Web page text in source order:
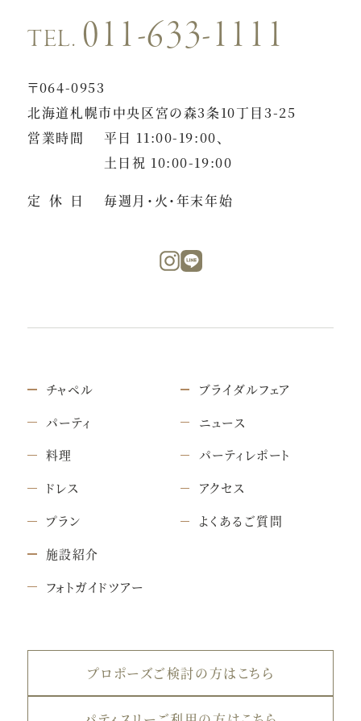
TEL. 011-633-1111
〒064-0953
北海道札幌市中央区宮の森3条10丁目3-25
営業時間
平日 11:00-19:00、
土日祝 10:00-19:00
定休日 毎週月・火・年末年始
チャペル
パーティ
料理
ドレス
プラン
施設紹介
フォトガイドツアー
ブライダルフェア
ニュース
パーティレポート
アクセス
よくあるご質問
プロポーズご検討の方はこちら